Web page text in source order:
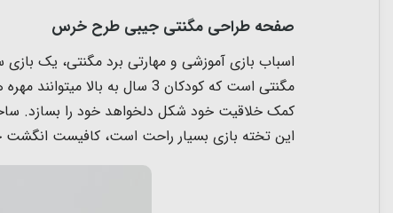
صفحه طراحی مگنتی جیبی طرح خرس
اسباب بازی آموزشی و مهارتی برد مگنتی، یک
مگنتی است که کودکان 3 سال
کمک خلاقیت خود شکل دلخواهد خود را بسازد.
این تخته بازی بسیار راحت است، کافیست انگشت